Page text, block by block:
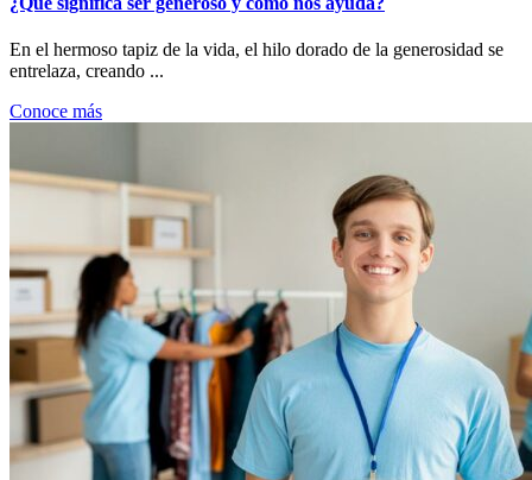
En el hermoso tapiz de la vida, el hilo dorado de la generosidad se
entrelaza, creando ...
Conoce más